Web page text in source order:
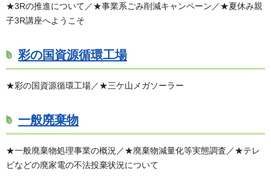
★3Rの推進について／★事業系ごみ削減キャンペーン／★夏休み親
子3R講座へようこそ
彩の国資源循環工場
★彩の国資源循環工場／★三ケ山メガソーラー
一般廃棄物
★一般廃棄物処理事業の概況／★廃棄物減量化等実態調査／★テレ
ビなどの廃家電の不法投棄状況について